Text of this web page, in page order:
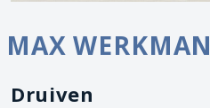
MAX WERKMAN
Druiven